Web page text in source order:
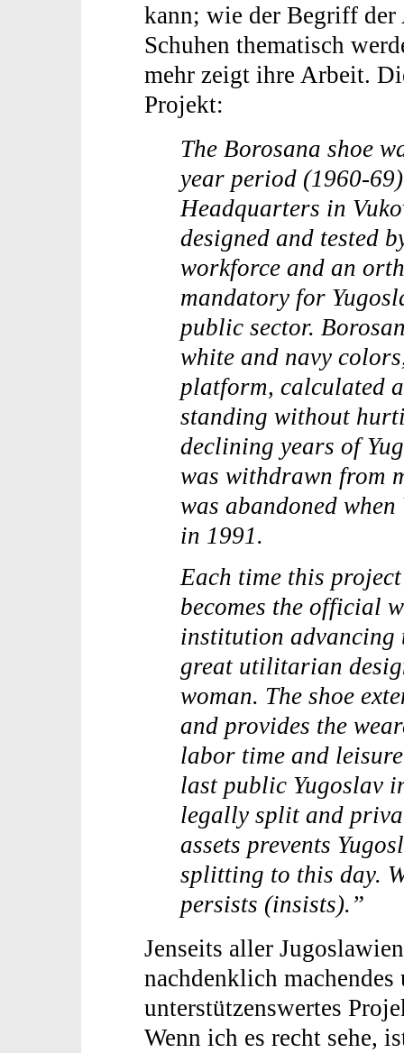
kann; wie der Begriff der
Schuhen thematisch
mehr zeigt ihre Arbeit.
Projekt:
The Borosana shoe
year period (1960-
Headquarters in
designed and tested
workforce and an
mandatory for
public sector.
white and navy
platform, calculated
standing without
declining years of
was withdrawn from
was abandoned
in 1991.
Each time this
becomes the official
institution advancing
great utilitarian
woman. The shoe
and provides the
labor time and
last public Yugoslav
legally split and
assets prevents
splitting to this day.
persists (insists).”
Jenseits aller
nachdenklich machendes
unterstützenswertes
Wenn ich es recht sehe,